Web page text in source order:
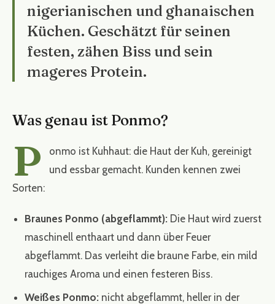
nigerianischen und ghanaischen
Küchen. Geschätzt für seinen
festen, zähen Biss und sein
mageres Protein.
Was genau ist Ponmo?
P
onmo ist Kuhhaut: die Haut der Kuh, gereinigt
und essbar gemacht. Kunden kennen zwei
Sorten:
Braunes Ponmo (abgeflammt): Die Haut wird zuerst
maschinell enthaart und dann über Feuer
abgeflammt. Das verleiht die braune Farbe, ein mild
rauchiges Aroma und einen festeren Biss.
Weißes Ponmo: nicht abgeflammt, heller in der